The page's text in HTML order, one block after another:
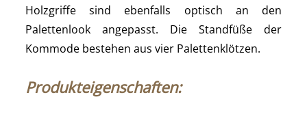
Holzgriffe sind ebenfalls optisch an den
Palettenlook angepasst. Die Standfüße der
Kommode bestehen aus vier Palettenklötzen.
Produkteigenschaften: